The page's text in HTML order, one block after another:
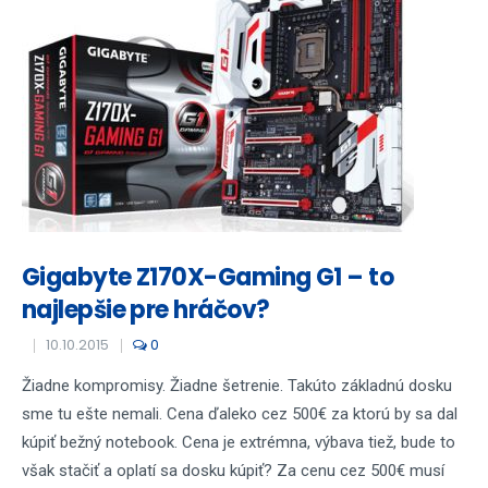
Gigabyte Z170X-Gaming G1 – to
najlepšie pre hráčov?
10.10.2015 0
Žiadne kompromisy. Žiadne šetrenie. Takúto základnú dosku
sme tu ešte nemali. Cena ďaleko cez 500€ za ktorú by sa dal
kúpiť bežný notebook. Cena je extrémna, výbava tiež, bude to
však stačiť a oplatí sa dosku kúpiť? Za cenu cez 500€ musí